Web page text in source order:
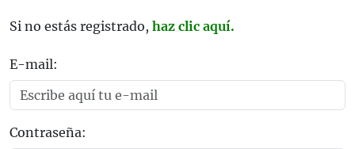
Si no estás registrado, haz clic aquí.
E-mail:
Contraseña: